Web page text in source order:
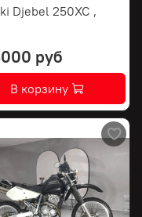
Djebel 250XC ,
руб
В корзину